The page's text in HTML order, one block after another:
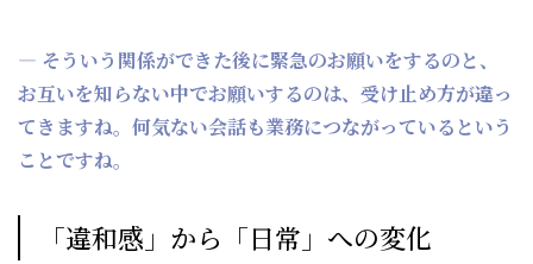
― そういう関係ができた後に緊急のお願いをするのと、
お互いを知らない中でお願いするのは、受け止め方が違っ
てきますね。何気ない会話も業務につながっているという
ことですね。
「違和感」から「日常」への変化